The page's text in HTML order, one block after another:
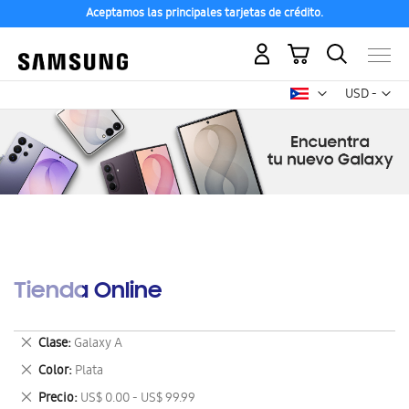
Aceptamos las principales tarjetas de crédito.
USD -
dólar
Mi carrito
Tienda Online
Clase Galaxy A
Eliminar
este
artículo
Color Plata
Eliminar
este
Precio US$ 0.00 - US$ 99.99
Eliminar